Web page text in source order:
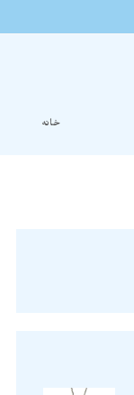
خانه